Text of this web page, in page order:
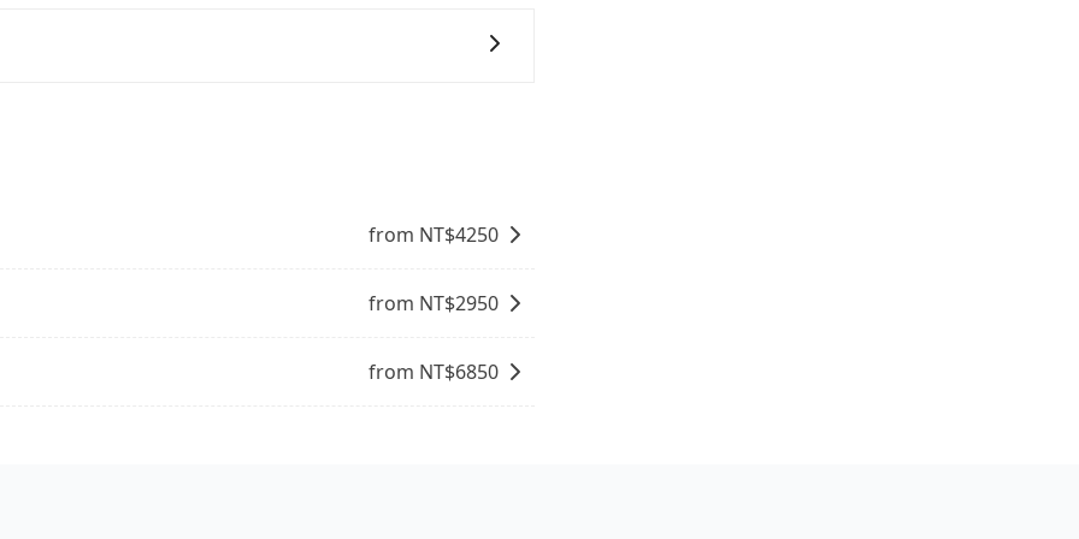
from NT$4250
from NT$2950
from NT$6850